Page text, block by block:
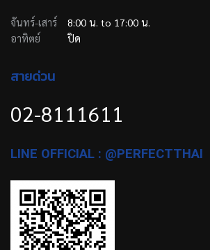
จันทร์-เสาร์
8:00 น. to 17:00 น.
อาทิตย์
ปิด
สายด่วน
02-8111611
LINE OFFICIAL : @PERFECTTHAI